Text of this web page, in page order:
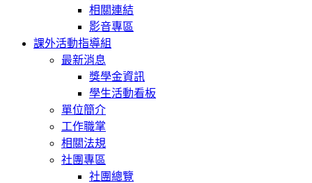
相關連結
影音專區
課外活動指導組
最新消息
獎學金資訊
學生活動看板
單位簡介
工作職掌
相關法規
社團專區
社團總覽